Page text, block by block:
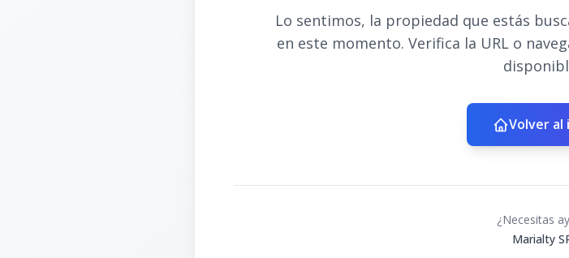
Lo sentimos, la propiedad que estás
en este momento. Verifica la URL o
Volver al
¿Necesitas
Marialty